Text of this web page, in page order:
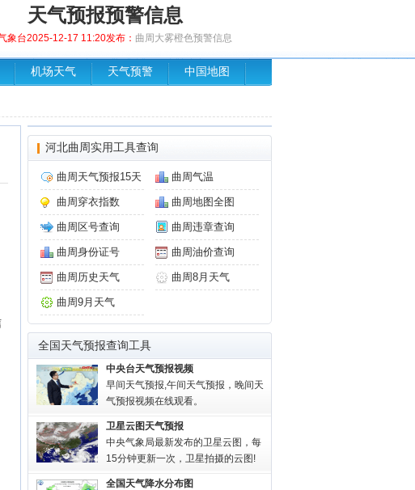
天气预报预警信息
象台2025-12-17 11:20发布： 曲周大雾橙色预警信息
机场天气 天气预警 中国地图
河北曲周实用工具查询
曲周天气预报15天 曲周气温
曲周穿衣指数 曲周地图全图
曲周区号查询 曲周违章查询
曲周身份证号 曲周油价查询
曲周历史天气 曲周8月天气
曲周9月天气
全国天气预报查询工具
中央台天气预报视频
早间天气预报,午间天气预报，晚间天
气预报视频在线观看。
卫星云图天气预报
中央气象局最新发布的卫星云图，每
15分钟更新一次，卫星拍摄的云图!
全国天气降水分布图